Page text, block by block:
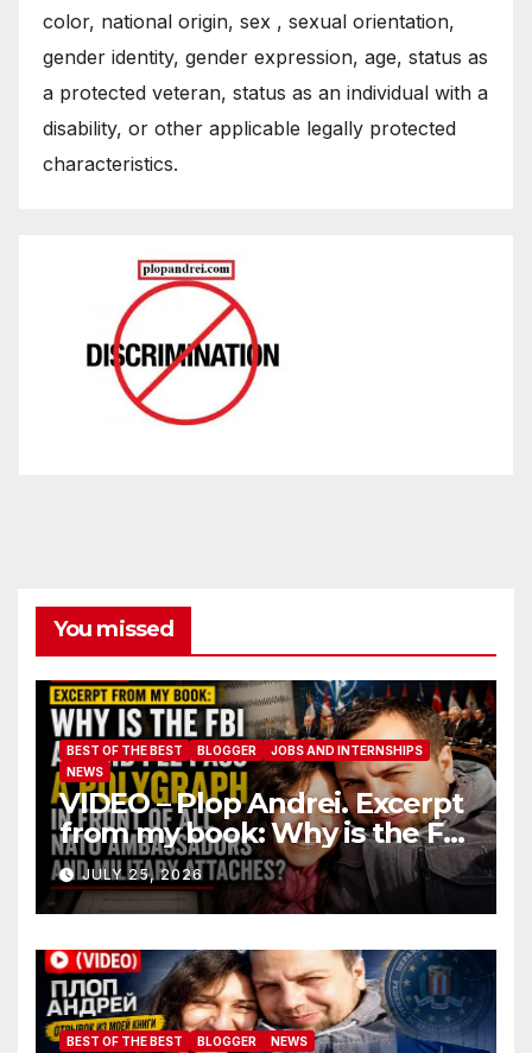
color, national origin, sex , sexual orientation,
gender identity, gender expression, age, status as
a protected veteran, status as an individual with a
disability, or other applicable legally protected
characteristics.
You missed
BEST OF THE BEST BLOGGER
JOBS AND INTERNSHIPS
NEWS
VIDEO – Plop Andrei. Excerpt
from my book: Why is the FBI
afraid I’ll pass a polygraph in
front of all NATO
ambassadors and military
attaches?
JULY 25, 2026
BEST OF THE BEST BLOGGER NEWS